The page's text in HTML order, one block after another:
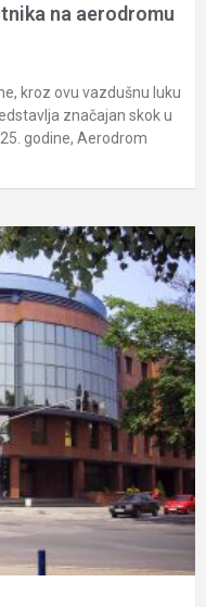
na aerodromu
kroz ovu vazdušnu luku
značajan skok u
godine, Aerodrom